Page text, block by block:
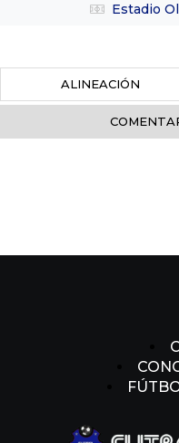
Estadio
ALINEACIÓN